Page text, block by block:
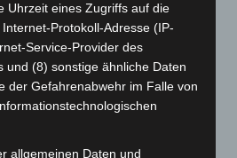
Uhrzeit eines Zugriffs auf die
Protokoll-Adresse (IP-
Service-Provider des
und (8) sonstige ähnliche Daten
der Gefahrenabwehr im Falle von
allgemeinen Daten und